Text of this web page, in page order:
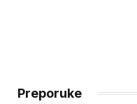
Preporuke